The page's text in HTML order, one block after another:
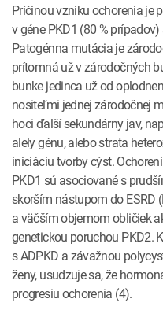
Príčinou vzniku ochorenia je
v géne PKD1 (80 %
Patogénna mutácia je
prítomná už v zárodočných
bunke jedinca už od
nositeľmi jednej zárodočnej
hoci ďalší sekundárny jav,
alely génu, alebo strata
iniciáciu tvorby cýst.
PKD1 sú asociované s
skorším nástupom do ESRD
a väčším objemom obličiek
genetickou poruchou PKD2.
s ADPKD a závažnou
ženy, usudzuje sa, že
progresiu ochorenia (4).